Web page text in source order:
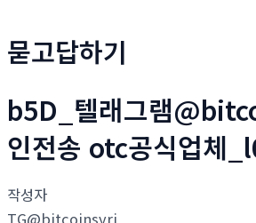
묻고답하기
b5D_텔래그램
인전송 otc공식업체
작성자
TG@bitcoinsyri